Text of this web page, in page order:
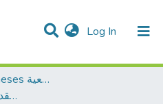
Log In (current)
& Collections
Dissertations & Theses الرسائل الجامعية
AQU Master Theses الرسائل الجامعية الخاصة بجامعة القدس